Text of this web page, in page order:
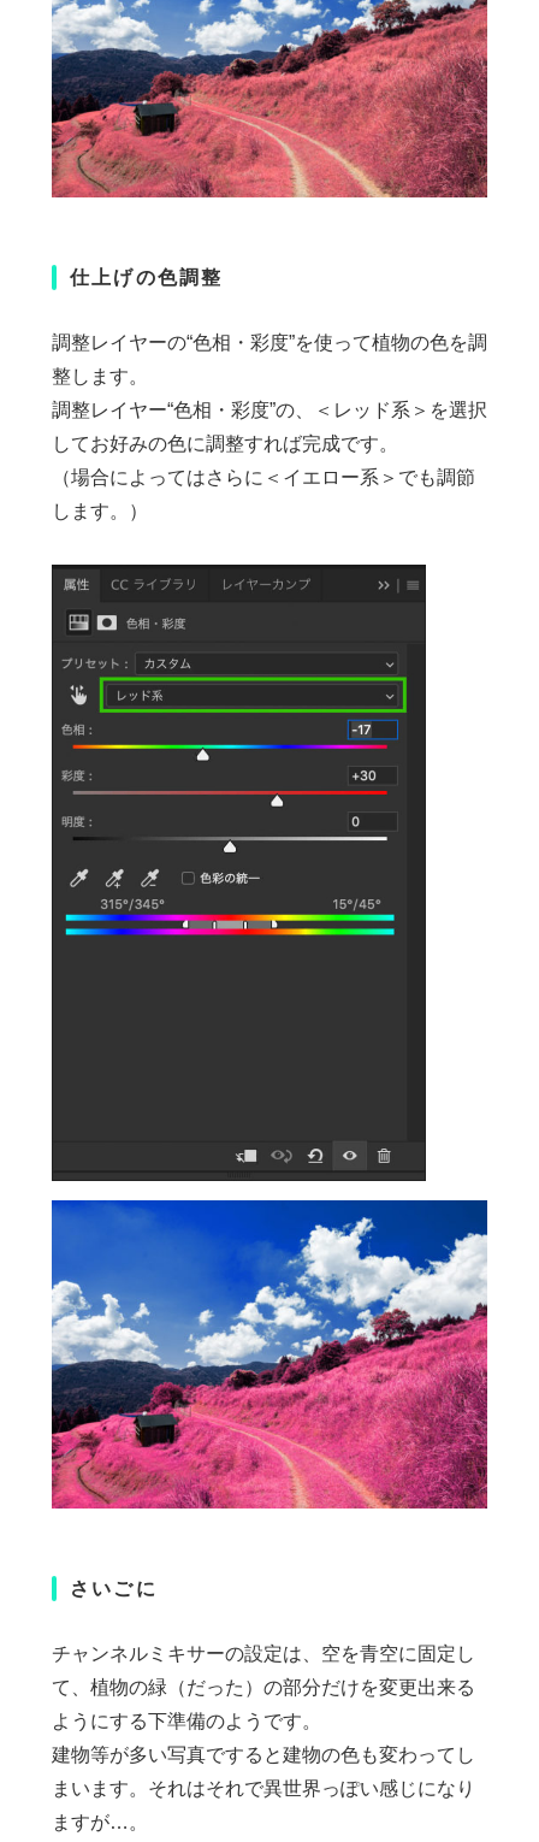
仕上げの色調整
調整レイヤーの“色相・彩度”を使って植物の色を調
整します。
調整レイヤー“色相・彩度”の、＜レッド系＞を選択
してお好みの色に調整すれば完成です。
（場合によってはさらに＜イエロー系＞でも調節
します。）
さいごに
チャンネルミキサーの設定は、空を青空に固定し
て、植物の緑（だった）の部分だけを変更出来る
ようにする下準備のようです。
建物等が多い写真ですると建物の色も変わってし
まいます。それはそれで異世界っぽい感じになり
ますが…。